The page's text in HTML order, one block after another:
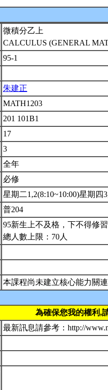
微積分乙上
CALCULUS (GENERAL
95-1
朱建正
MATH1203
201 101B1
17
3
全年
必修
星期二1,2(8:10~10:00)星期四
普204
95新生上不及格，下不得修
總人數上限：70人
本課程尚未建立核心能力關連
為確保您我的權利,
最新訊息請參考：http://